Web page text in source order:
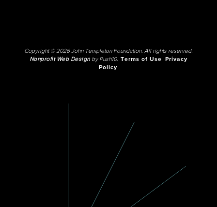
Copyright © 2026 John Templeton Foundation. All rights reserved.
Nonprofit Web Designby Push10. Terms of Use
Privacy
Policy